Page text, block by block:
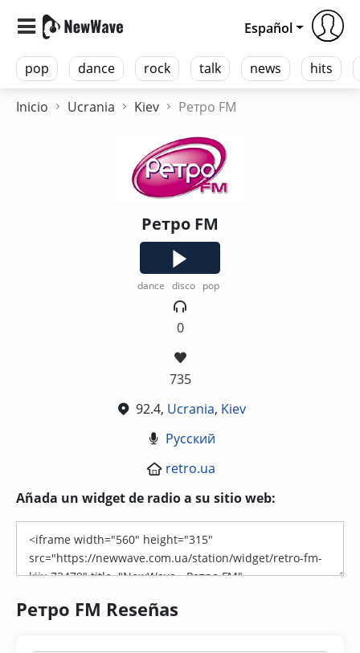
pop dance rock talk news hits
Español
Inicio Ucrania Kiev Ретро FM
Ретро FM
dance disco pop
0
735
92.4, Ucrania, Kiev
Русский
retro.ua
Añada un widget de radio a su sitio web:
Ретро FM Reseñas